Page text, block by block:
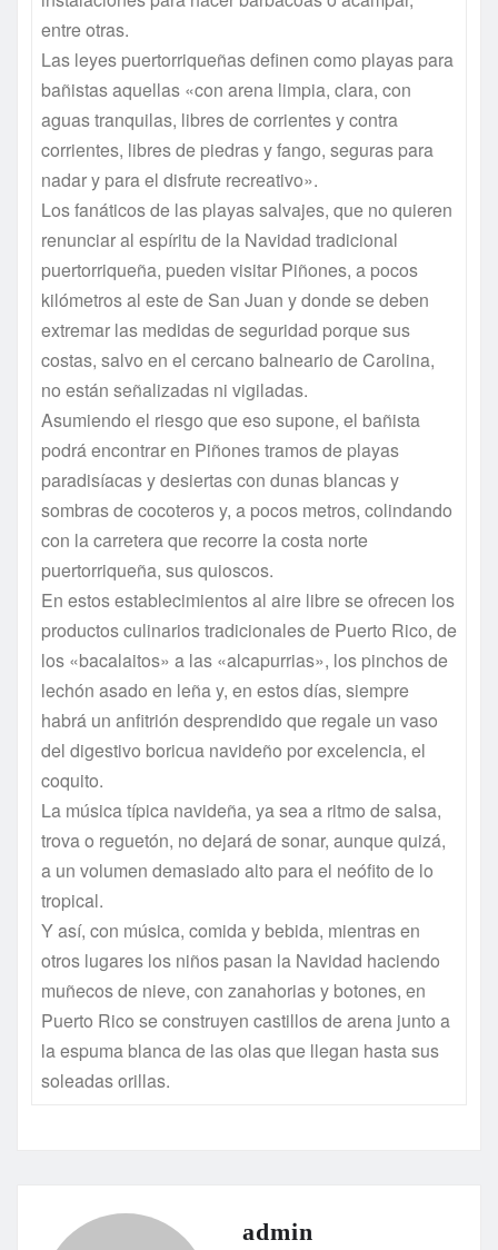
entre otras.
Las leyes puertorriqueñas definen como playas para
bañistas aquellas «con arena limpia, clara, con
aguas tranquilas, libres de corrientes y contra
corrientes, libres de piedras y fango, seguras para
nadar y para el disfrute recreativo».
Los fanáticos de las playas salvajes, que no quieren
renunciar al espíritu de la Navidad tradicional
puertorriqueña, pueden visitar Piñones, a pocos
kilómetros al este de San Juan y donde se deben
extremar las medidas de seguridad porque sus
costas, salvo en el cercano balneario de Carolina,
no están señalizadas ni vigiladas.
Asumiendo el riesgo que eso supone, el bañista
podrá encontrar en Piñones tramos de playas
paradisíacas y desiertas con dunas blancas y
sombras de cocoteros y, a pocos metros, colindando
con la carretera que recorre la costa norte
puertorriqueña, sus quioscos.
En estos establecimientos al aire libre se ofrecen los
productos culinarios tradicionales de Puerto Rico, de
los «bacalaitos» a las «alcapurrias», los pinchos de
lechón asado en leña y, en estos días, siempre
habrá un anfitrión desprendido que regale un vaso
del digestivo boricua navideño por excelencia, el
coquito.
La música típica navideña, ya sea a ritmo de salsa,
trova o reguetón, no dejará de sonar, aunque quizá,
a un volumen demasiado alto para el neófito de lo
tropical.
Y así, con música, comida y bebida, mientras en
otros lugares los niños pasan la Navidad haciendo
muñecos de nieve, con zanahorias y botones, en
Puerto Rico se construyen castillos de arena junto a
la espuma blanca de las olas que llegan hasta sus
soleadas orillas.
admin